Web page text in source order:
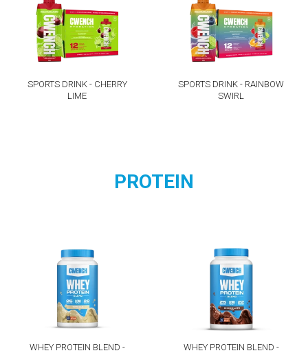
SPORTS DRINK - CHERRY
LIME
SPORTS DRINK - RAINBOW
SWIRL
PROTEIN
WHEY PROTEIN BLEND -
WHEY PROTEIN BLEND -